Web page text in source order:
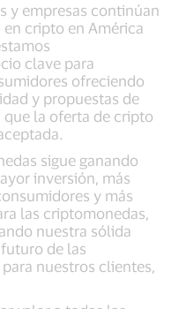
y empresas continúan
cripto en América
clave para
ofreciendo
y propuestas de
que la oferta de cripto
sigue ganando
inversión, más
y más
las criptomonedas,
nuestra sólida
de las
nuestros clientes,